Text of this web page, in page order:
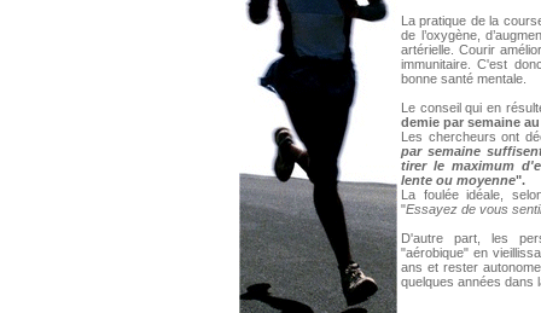
La pratique de la
de l’oxygène,
artérielle. Courir
immunitaire. C'est
bonne santé mentale.
Le conseil qui en
demie par semaine
Les chercheurs ont
par semaine
tirer le maximum
lente ou moyenne".
La foulée idéale,
"Essayez de vous
D'autre part, les
"aérobique" en
ans et rester
quelques années dans